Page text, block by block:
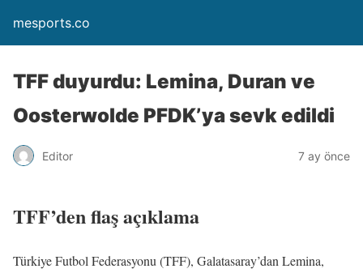
mesports.co
TFF duyurdu: Lemina, Duran ve
Oosterwolde PFDK’ya sevk edildi
Editor 7 ay önce
TFF’den flaş açıklama
Türkiye Futbol Federasyonu (TFF), Galatasaray’dan Lemina,